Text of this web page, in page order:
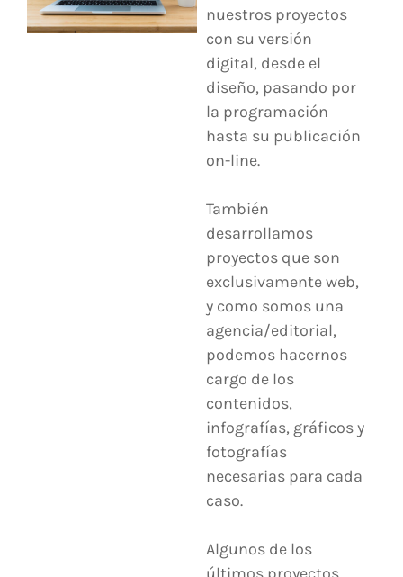
nuestros proyectos
con su versión
digital, desde el
diseño, pasando por
la programación
hasta su publicación
on-line.
También
desarrollamos
proyectos que son
exclusivamente web,
y como somos una
agencia/editorial,
podemos hacernos
cargo de los
contenidos,
infografías, gráficos y
fotografías
necesarias para cada
caso.
Algunos de los